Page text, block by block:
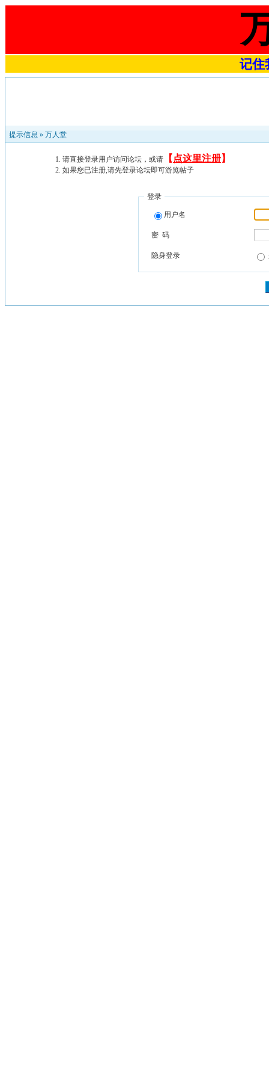
记住
提示信息 » 万人堂
请直接登录用户访问论坛，或请 【 点这里注册】
如果您已注册,请先登录论坛即可游览帖子
登录
用户名
密 码
隐身登录